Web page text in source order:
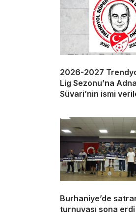
2026-2027
Lig Sezonu’na
Süvari’nin ismi
Burhaniye’de
turnuvası sona erdi